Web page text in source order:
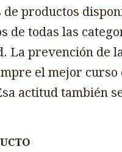
productos
de todas las
La prevención de
el mejor curso
actitud también